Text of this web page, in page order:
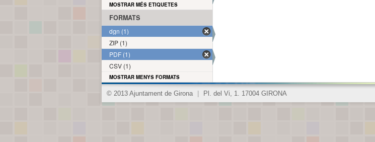
MOSTRAR MÉS ETIQUETES
FORMATS
dgn (1)
ZIP (1)
PDF (1)
CSV (1)
MOSTRAR MENYS FORMATS
© 2013 Ajuntament de Girona Pl. del Vi, 1. 17004 GIRONA